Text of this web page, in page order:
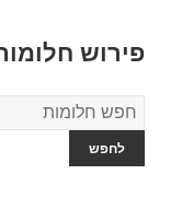
פירוש
מילון
החלומות